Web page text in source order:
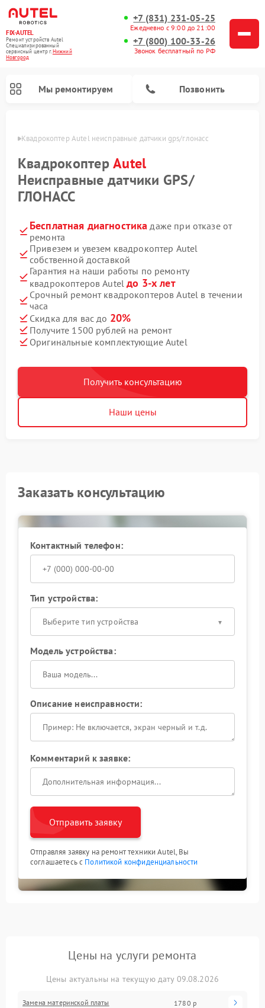
FIX-AUTEL
Ремонт устройств Autel
Специализированный
cервисный центр г.Нижний
Новгород
+7 (831) 231-05-25
Ежедневно с 9:00 до 21:00
+7 (800) 100-33-26
Звонок бесплатный по РФ
Мы ремонтируем Позвонить
Квадрокоптер Autel неисправные датчики gps/глонасс
КвадрокоптерAutel
Неисправные датчики GPS/
ГЛОНАСС
Бесплатная диагностика даже при отказе от
ремонта
Привезем и увезем квадрокоптер Autel
собственной доставкой
Гарантия на наши работы по ремонту
квадрокоптеров Autelдо 3-х лет
Срочный ремонт квадрокоптеров Autel в течении
часа
Скидка для вас до 20%
Получите 1500 рублей на ремонт
Оригинальные комплектующие Autel
Получить консультацию
Наши цены
Заказать консультацию
Контактный телефон:
Тип устройства:
Выберите тип устройства
Модель устройства:
Описание неисправности:
Комментарий к заявке:
Отправить заявку
Отправляя заявку на ремонт техники Autel, Вы
соглашаетесь с Политикой конфиденциальности
Цены на услуги ремонта
Цены актуальны на текущую дату 09.08.2026
Замена материнской платы 1780 р